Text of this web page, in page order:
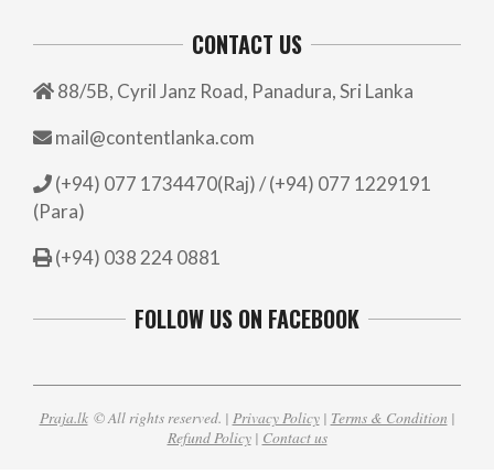
CONTACT US
88/5B, Cyril Janz Road, Panadura, Sri Lanka
mail@contentlanka.com
(+94) 077 1734470(Raj) / (+94) 077 1229191
(Para)
(+94) 038 224 0881
FOLLOW US ON FACEBOOK
Praja.lk© All rights reserved. | Privacy Policy| Terms & Condition |
Refund Policy| Contact us